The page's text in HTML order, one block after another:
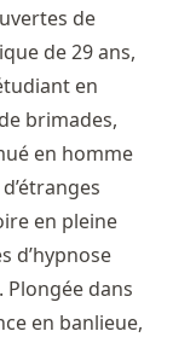
de
de 29 ans,
en
brimades,
en homme
en pleine
d’hypnose
dans
en banlieue,